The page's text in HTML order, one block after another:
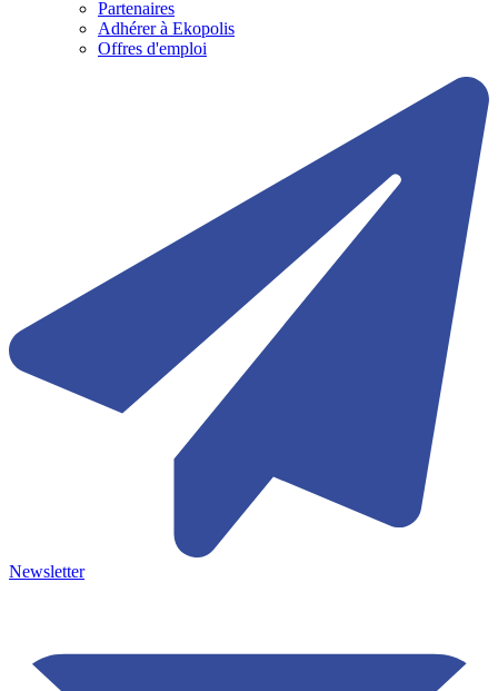
Partenaires
Adhérer à Ekopolis
Offres d'emploi
Newsletter